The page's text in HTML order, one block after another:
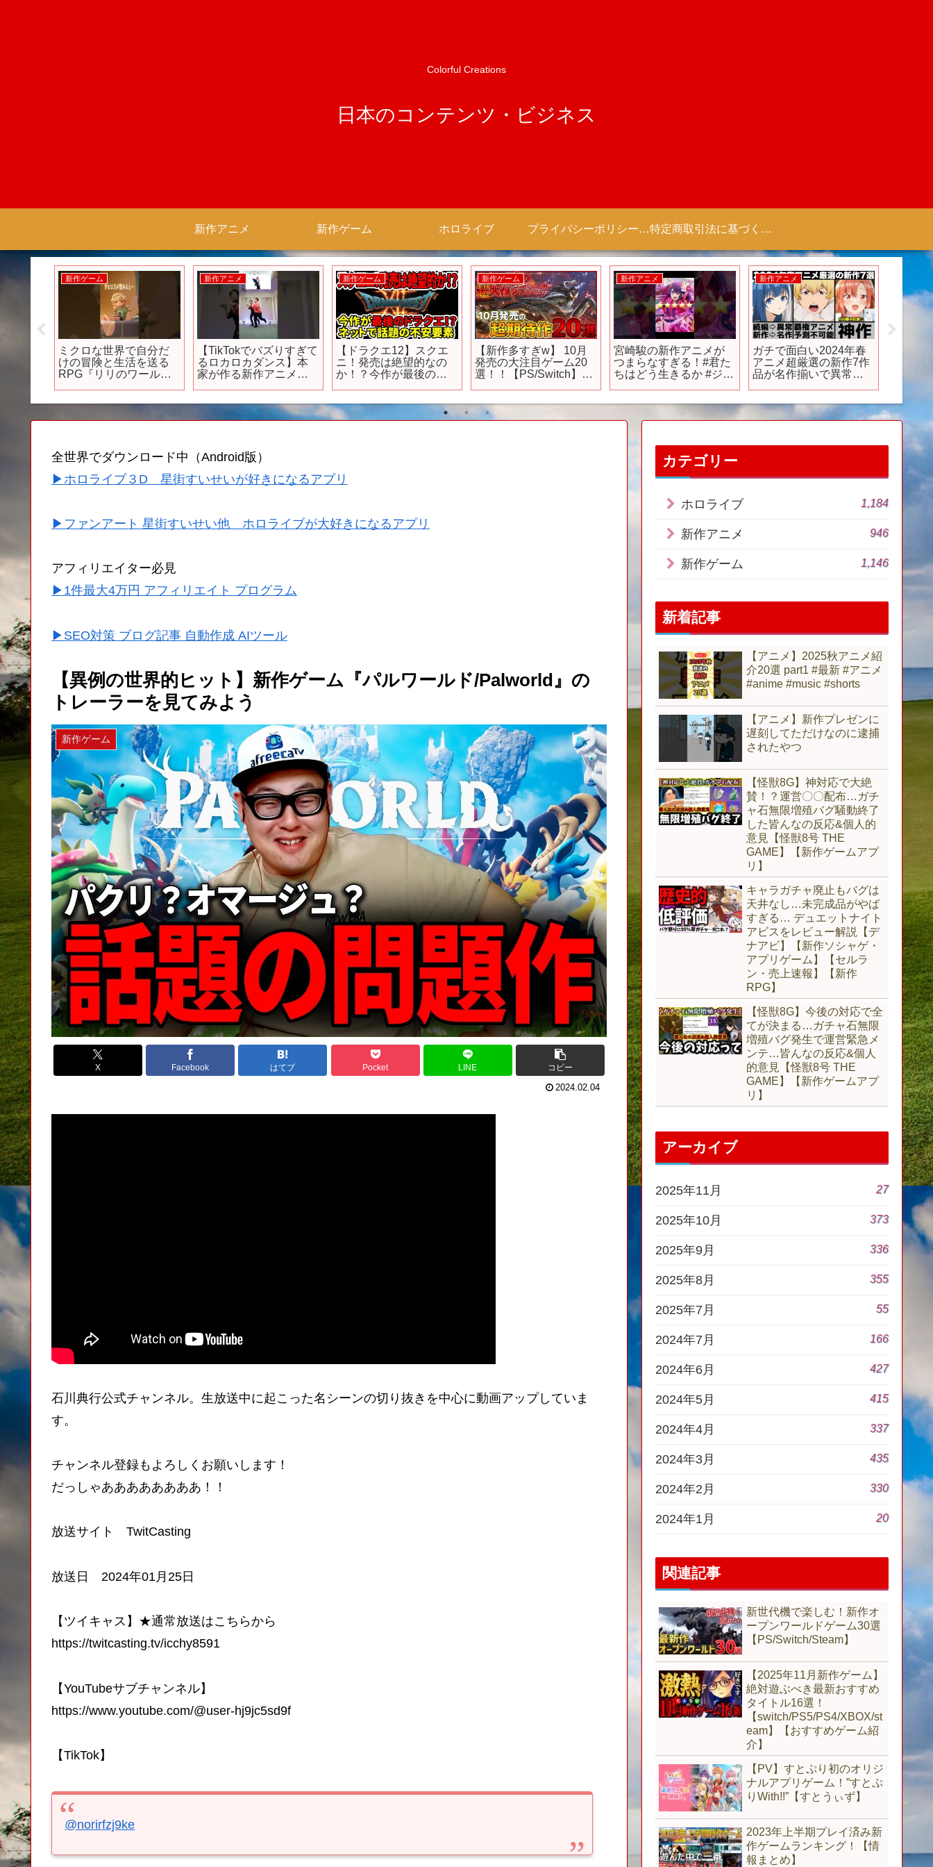
Colorful Creations
日本のコンテンツ・ビジネス
新作アニメ 新作ゲーム ホロライブ プライバシーポリシー 【Colorful Creation】 特定商取引法に基づく表記（商取引に関する開示）
夜桜
新作アニメ
【このすば 3期 ep6】
「アニメ最新話のカズ
マさんが強すぎる！ え
法だった！？」【ネッ
トの反応集】【2024年
3】
新作ゲーム
【超速報】ドラクエ責
任者異動？続報来る
か？ドラクエ12！ドラ
新作ゲーム
日本舞台なのに主人公
が黒人で批判殺到して
いるアサクリ新作シャ
だが、コレは別にいい
のではないだろうか？
新作アニメ
2025年10月4日放送開
始！TVアニメ『#野生の
ラスボスが現れた！』
新作ゲーム
【緊急速報】スクエニ
ドラクエ新作ゲーム発
表！ドラクエ7リイマジ
新作アニメ
【夏】７月から始まる
夏アニメ続編何観る？
１６選 #news #anime
より、
全世界でダウンロード中（Android版）
▶ホロライブ３D 星街すいせいが好きになるアプリ
▶ファンアート 星街すいせい他 ホロライブが大好きになるアプリ
アフィリエイター必見
▶1件最大4万円 アフィリエイト プログラム
▶SEO対策 ブログ記事 自動作成 AIツール
【異例の世界的ヒット】新作ゲーム『パルワールド/Palworld』の
トレーラーを見てみよう
新作ゲーム
X Facebook はてブ Pocket LINE コピー
2024.02.04
石川典行公式チャンネル。生放送中に起こった名シーンの切り抜きを中心に動画アップしていま
す。
チャンネル登録もよろしくお願いします！
だっしゃああああああああ！！
放送サイト TwitCasting
放送日 2024年01月25日
【ツイキャス】★通常放送はこちらから
https://twitcasting.tv/icchy8591
【YouTubeサブチャンネル】
https://www.youtube.com/@user-hj9jc5sd9f
【TikTok】
@norirfzj9ke
カテゴリー
ホロライブ 1,184
新作アニメ 946
新作ゲーム 1,146
新着記事
【アニメ】2025秋アニメ紹
介20選 part1 #最新 #アニメ
#anime #music #shorts
【アニメ】新作プレゼンに
遅刻してただけなのに逮捕
されたやつ
【怪獣8G】神対応で大絶
賛！？運営〇〇配布…ガチ
ャ石無限増殖バグ騒動終了
した皆んなの反応&個人的
意見【怪獣8号 THE
GAME】【新作ゲームアプ
リ】
キャラガチャ廃止もバグは
天井なし…未完成品がやば
すぎる… デュエットナイト
アビスをレビュー解説【デ
ナアビ】【新作ソシャゲ・
アプリゲーム】【セルラ
ン・売上速報】【新作
RPG】
【怪獣8G】今後の対応で全
てが決まる…ガチャ石無限
増殖バグ発生で運営緊急メ
ンテ…皆んなの反応&個人
的意見【怪獣8号 THE
GAME】【新作ゲームアプ
リ】
アーカイブ
2025年11月 27
2025年10月 373
2025年9月 336
2025年8月 355
2025年7月 55
2024年7月 166
2024年6月 427
2024年5月 415
2024年4月 337
2024年3月 435
2024年2月 330
2024年1月 20
関連記事
新世代機で楽しむ！新作オ
ープンワールドゲーム30選
【PS/Switch/Steam】
【2025年11月新作ゲーム】
絶対遊ぶべき最新おすすめ
タイトル16選！
【switch/PS5/PS4/XBOX/st
eam】【おすすめゲーム紹
介】
【PV】すとぷり初のオリジ
ナルアプリゲーム！”すとぷ
りWith!!”【すとうぃず】
2023年上半期プレイ済み新
作ゲームランキング！【情
報まとめ】